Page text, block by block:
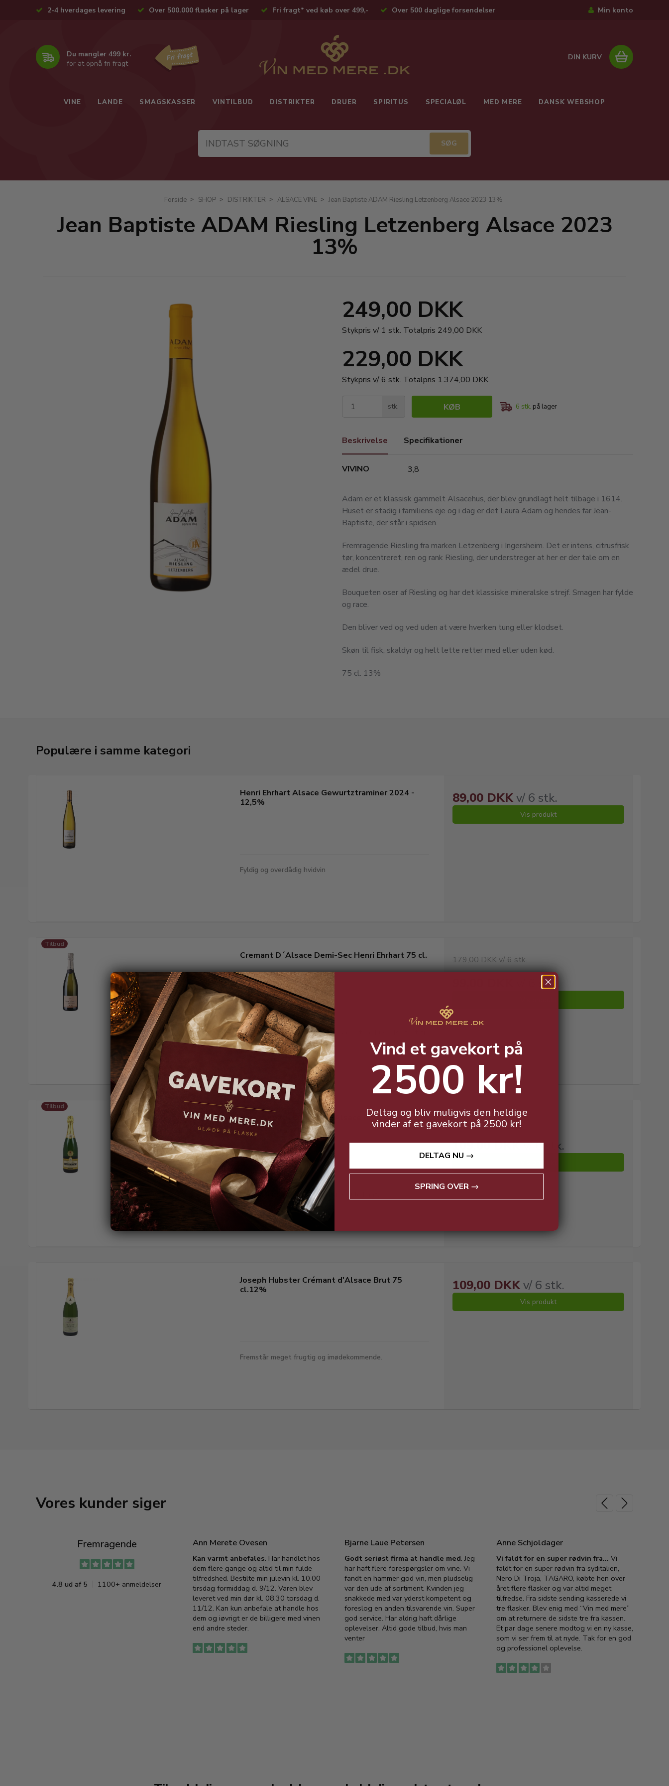
2-4 hverdages levering Over 500.000 flasker på lager Fri fragt* ved køb over 499,- Over 500 daglige forsendelser Min konto
Du mangler 499 kr.
for at opnå fri fragt
DIN KURV
VINE LANDE SMAGSKASSER VINTILBUD DISTRIKTER DRUER SPIRITUS SPECIALØL MED MERE DANSK WEBSHOP
Forside SHOP DISTRIKTER ALSACE VINE Jean Baptiste ADAM Riesling Letzenberg Alsace 2023 13%
Jean Baptiste ADAM Riesling Letzenberg Alsace 2023
13%
249,00 DKK
Stykpris v/ 1 stk. Totalpris 249,00 DKK
229,00 DKK
Stykpris v/ 6 stk. Totalpris 1.374,00 DKK
stk. KØB 6 stk. på lager
Beskrivelse Specifikationer
VIVINO 3,8
Adam er et klassisk gammelt Alsacehus, der blev grundlagt helt tilbage i 1614.
Huset er stadig i familiens eje og i dag er det Laura Adam og hendes far Jean-
Baptiste, der står i spidsen.
Fremragende Riesling fra marken Letzenberg i Ingersheim. Det er intens, citrusfrisk
tør, koncentreret, ren og rank Riesling, der understreger at her er der tale om en
ædel drue.
Bouqueten oser af Riesling og har det klassiske mineralske strejf. Smagen har fylde
og race.
Den bliver ved og ved uden at være hverken tung eller klodset.
Skøn til fisk, skaldyr og helt lette retter med eller uden kød.
75 cl. 13%
Populære i samme kategori
Henri Ehrhart Alsace Gewurtztraminer 2024 -
12,5%
Fyldig og overdådig hvidvin
89,00 DKKv/ 6 stk.
Vis produkt
Tilbud
Cremant D´Alsace Demi-Sec Henri Ehrhart 75 cl.
Crémant Demi-Sec fra ét af Alsace store huse. Perfekt til
livets mærkedage.
179,00 DKK v/ 6 stk.
v/ 6 stk.
Tilbud
Jean Murbach Crémant d'Alsace Brut 75 cl. - 12%
Smagen er forfriskende med en smule kant.
199,00 DKK v/ 6 stk.
109,00 DKKv/ 6 stk.
Joseph Hubster Crémant d'Alsace Brut 75
cl.12%
Fremstår meget frugtig og imødekommende.
109,00 DKKv/ 6 stk.
Vis produkt
Vores kunder siger
Fremragende
4.8 ud af 5 1100+ anmeldelser
Ann Merete Ovesen
Kan varmt anbefales. Har handlet hos
dem flere gange og altid til min fulde
tilfredshed. Bestilte min julevin kl. 10.00
tirsdag formiddag d. 9/12. Varen blev
leveret ved min dør kl. 08.30 torsdag d.
11/12. Kan kun anbefale at handle hos
dem og iøvrigt er de billigere med vinen
end andre steder.
Bjarne Laue Petersen
Godt seriøst firma at handle med. Jeg
har haft flere forespørgsler om vine. Vi
fandt en hammer god vin, men pludselig
var den ude af sortiment. Kvinden jeg
snakkede med var yderst kompetent og
foreslog en anden tilsvarende vin. Super
god service. Har aldrig haft dårlige
oplevelser. Altid gode tilbud, hvis man
venter
Anne Schjoldager
Vi faldt for en super rødvin fra… Vi
faldt for en super rødvin fra syditalien,
Nero Di Troja, TAGARO, købte hen over
året flere flasker og var altid meget
tilfredse. Fra sidste sending kasserede vi
tre flasker. Blev enig med “Vin med mere”
om at returnere de sidste tre fra kassen.
Et par dage senere modtog vi en ny kasse,
som vi ser frem til at nyde. Tak for en god
og professionel oplevelse.
Vind et gavekort på
2500 kr!
Deltag og bliv muligvis den heldige
vinder af et gavekort på 2500 kr!
DELTAG NU →
SPRING OVER →